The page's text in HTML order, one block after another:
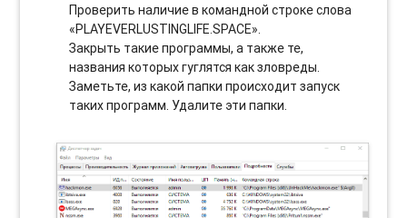
Проверить наличие в командной строке слова
«PLAYEVERLUSTINGLIFE.SPACE».
Закрыть такие программы, а также те,
названия которых гуглятся как зловреды.
Заметьте, из какой папки происходит запуск
таких программ. Удалите эти папки.